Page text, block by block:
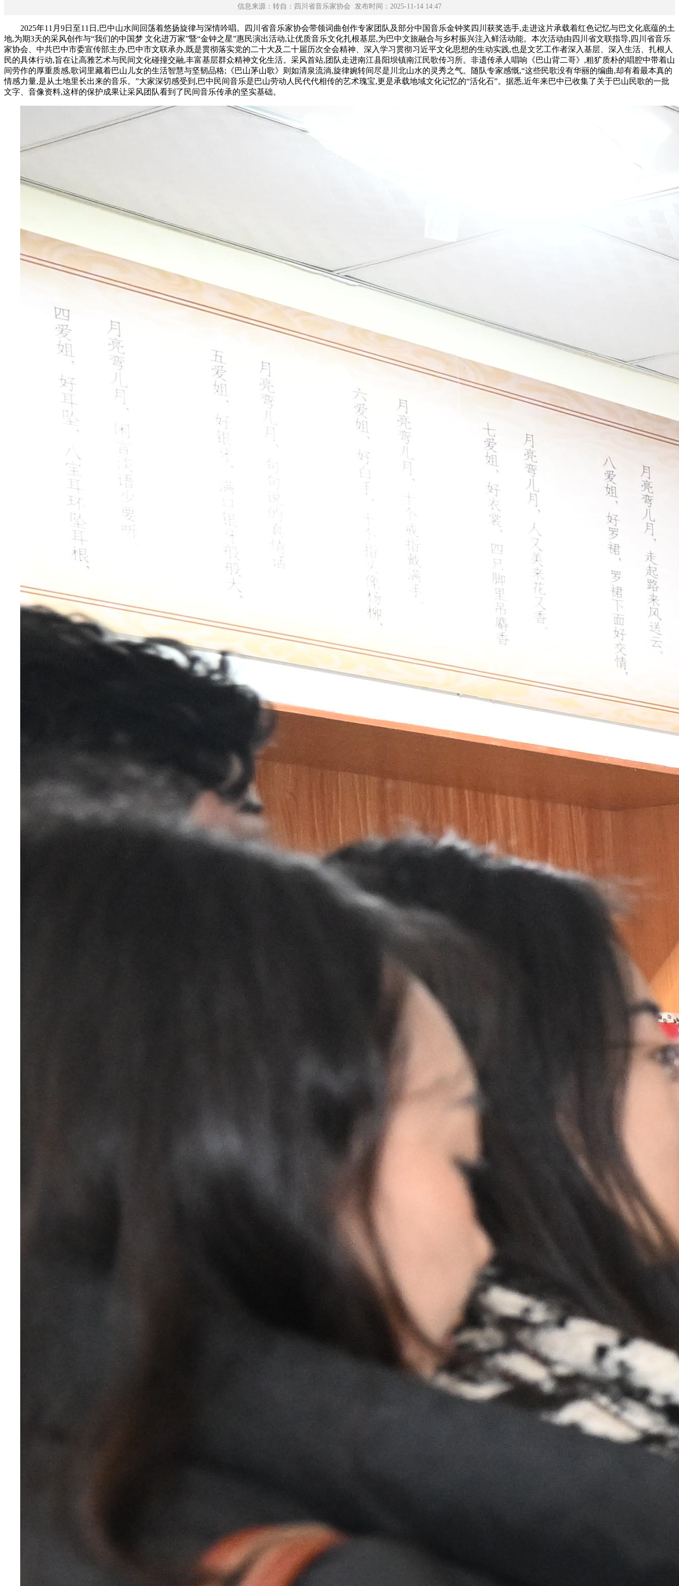
信息来源：转自：四川省音乐家协会 发布时间：2025-11-14 14:47
2025年11月9日至11日,巴中山水间回荡着悠扬旋律与深情吟唱。四川省音乐家协会带领词曲创作专家团队及部分中国音乐金钟奖四川获奖选手,走进这片承载着红色记忆与巴文化底蕴的土
地,为期3天的采风创作与“我们的中国梦 文化进万家”暨“金钟之星”惠民演出活动,让优质音乐文化扎根基层,为巴中文旅融合与乡村振兴注入鲜活动能。本次活动由四川省文联指导,四川省音乐
家协会、中共巴中市委宣传部主办,巴中市文联承办,既是贯彻落实党的二十大及二十届历次全会精神、深入学习贯彻习近平文化思想的生动实践,也是文艺工作者深入基层、深入生活、扎根人
民的具体行动,旨在让高雅艺术与民间文化碰撞交融,丰富基层群众精神文化生活。采风首站,团队走进南江县阳坝镇南江民歌传习所。非遗传承人唱响《巴山背二哥》,粗犷质朴的唱腔中带着山
间劳作的厚重质感,歌词里藏着巴山儿女的生活智慧与坚韧品格;《巴山茅山歌》则如清泉流淌,旋律婉转间尽是川北山水的灵秀之气。随队专家感慨,“这些民歌没有华丽的编曲,却有着最本真的
情感力量,是从土地里长出来的音乐。”大家深切感受到,巴中民间音乐是巴山劳动人民代代相传的艺术瑰宝,更是承载地域文化记忆的“活化石”。据悉,近年来巴中已收集了关于巴山民歌的一批
文字、音像资料,这样的保护成果让采风团队看到了民间音乐传承的坚实基础。